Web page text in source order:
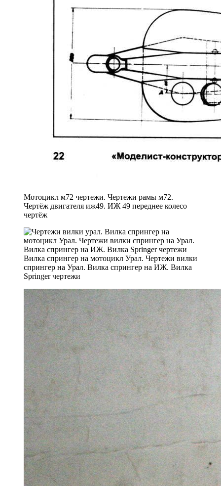
Мотоцикл м72 чертежи. Чертежи рамы м72.
Чертёж двигателя иж49. ИЖ 49 переднее колесо
чертёж
Вилка спрингер на мотоцикл Урал. Чертежи вилки
спрингер на Урал. Вилка спрингер на ИЖ. Вилка
Springer чертежи